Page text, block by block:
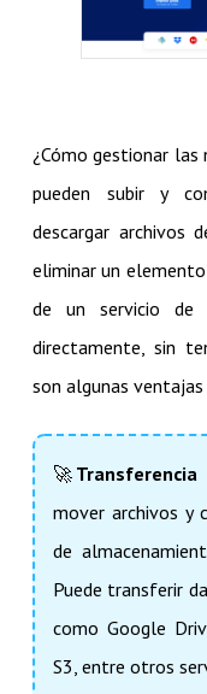
¿Cómo gestionar
pueden subir y
descargar archivos
eliminar un elemento
de un servicio de
directamente, sin
son algunas
🚀
mover archivos y
de
Puede transferir
como Google
S3, entre otros